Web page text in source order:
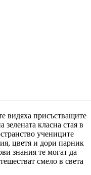
видяха присъстващите
зелената класна стая в
учениците
цветя и дори парник
знания те могат да
смело в света